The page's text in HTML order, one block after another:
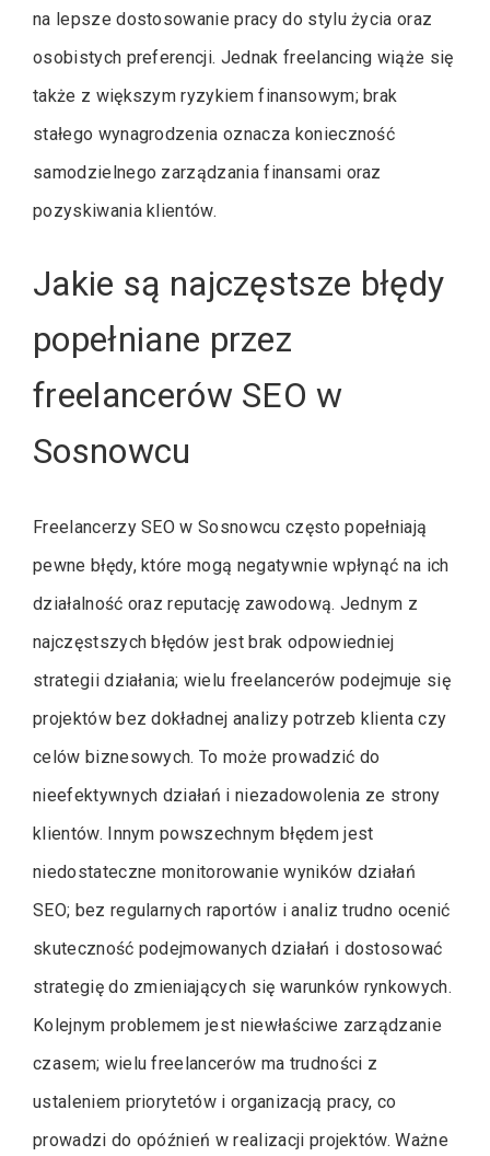
na lepsze dostosowanie pracy do stylu życia oraz
osobistych preferencji. Jednak freelancing wiąże się
także z większym ryzykiem finansowym; brak
stałego wynagrodzenia oznacza konieczność
samodzielnego zarządzania finansami oraz
pozyskiwania klientów.
Jakie są najczęstsze błędy
popełniane przez
freelancerów SEO w
Sosnowcu
Freelancerzy SEO w Sosnowcu często popełniają
pewne błędy, które mogą negatywnie wpłynąć na ich
działalność oraz reputację zawodową. Jednym z
najczęstszych błędów jest brak odpowiedniej
strategii działania; wielu freelancerów podejmuje się
projektów bez dokładnej analizy potrzeb klienta czy
celów biznesowych. To może prowadzić do
nieefektywnych działań i niezadowolenia ze strony
klientów. Innym powszechnym błędem jest
niedostateczne monitorowanie wyników działań
SEO; bez regularnych raportów i analiz trudno ocenić
skuteczność podejmowanych działań i dostosować
strategię do zmieniających się warunków rynkowych.
Kolejnym problemem jest niewłaściwe zarządzanie
czasem; wielu freelancerów ma trudności z
ustaleniem priorytetów i organizacją pracy, co
prowadzi do opóźnień w realizacji projektów. Ważne